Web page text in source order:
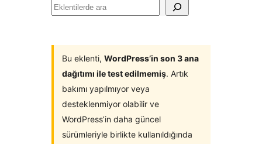
Eklentilerde
Bu eklenti, WordPress’in son 3 ana
dağıtımı ile test edilmemiş. Artık
bakımı yapılmıyor veya
desteklenmiyor olabilir ve
WordPress’in daha güncel
sürümleriyle birlikte kullanıldığında